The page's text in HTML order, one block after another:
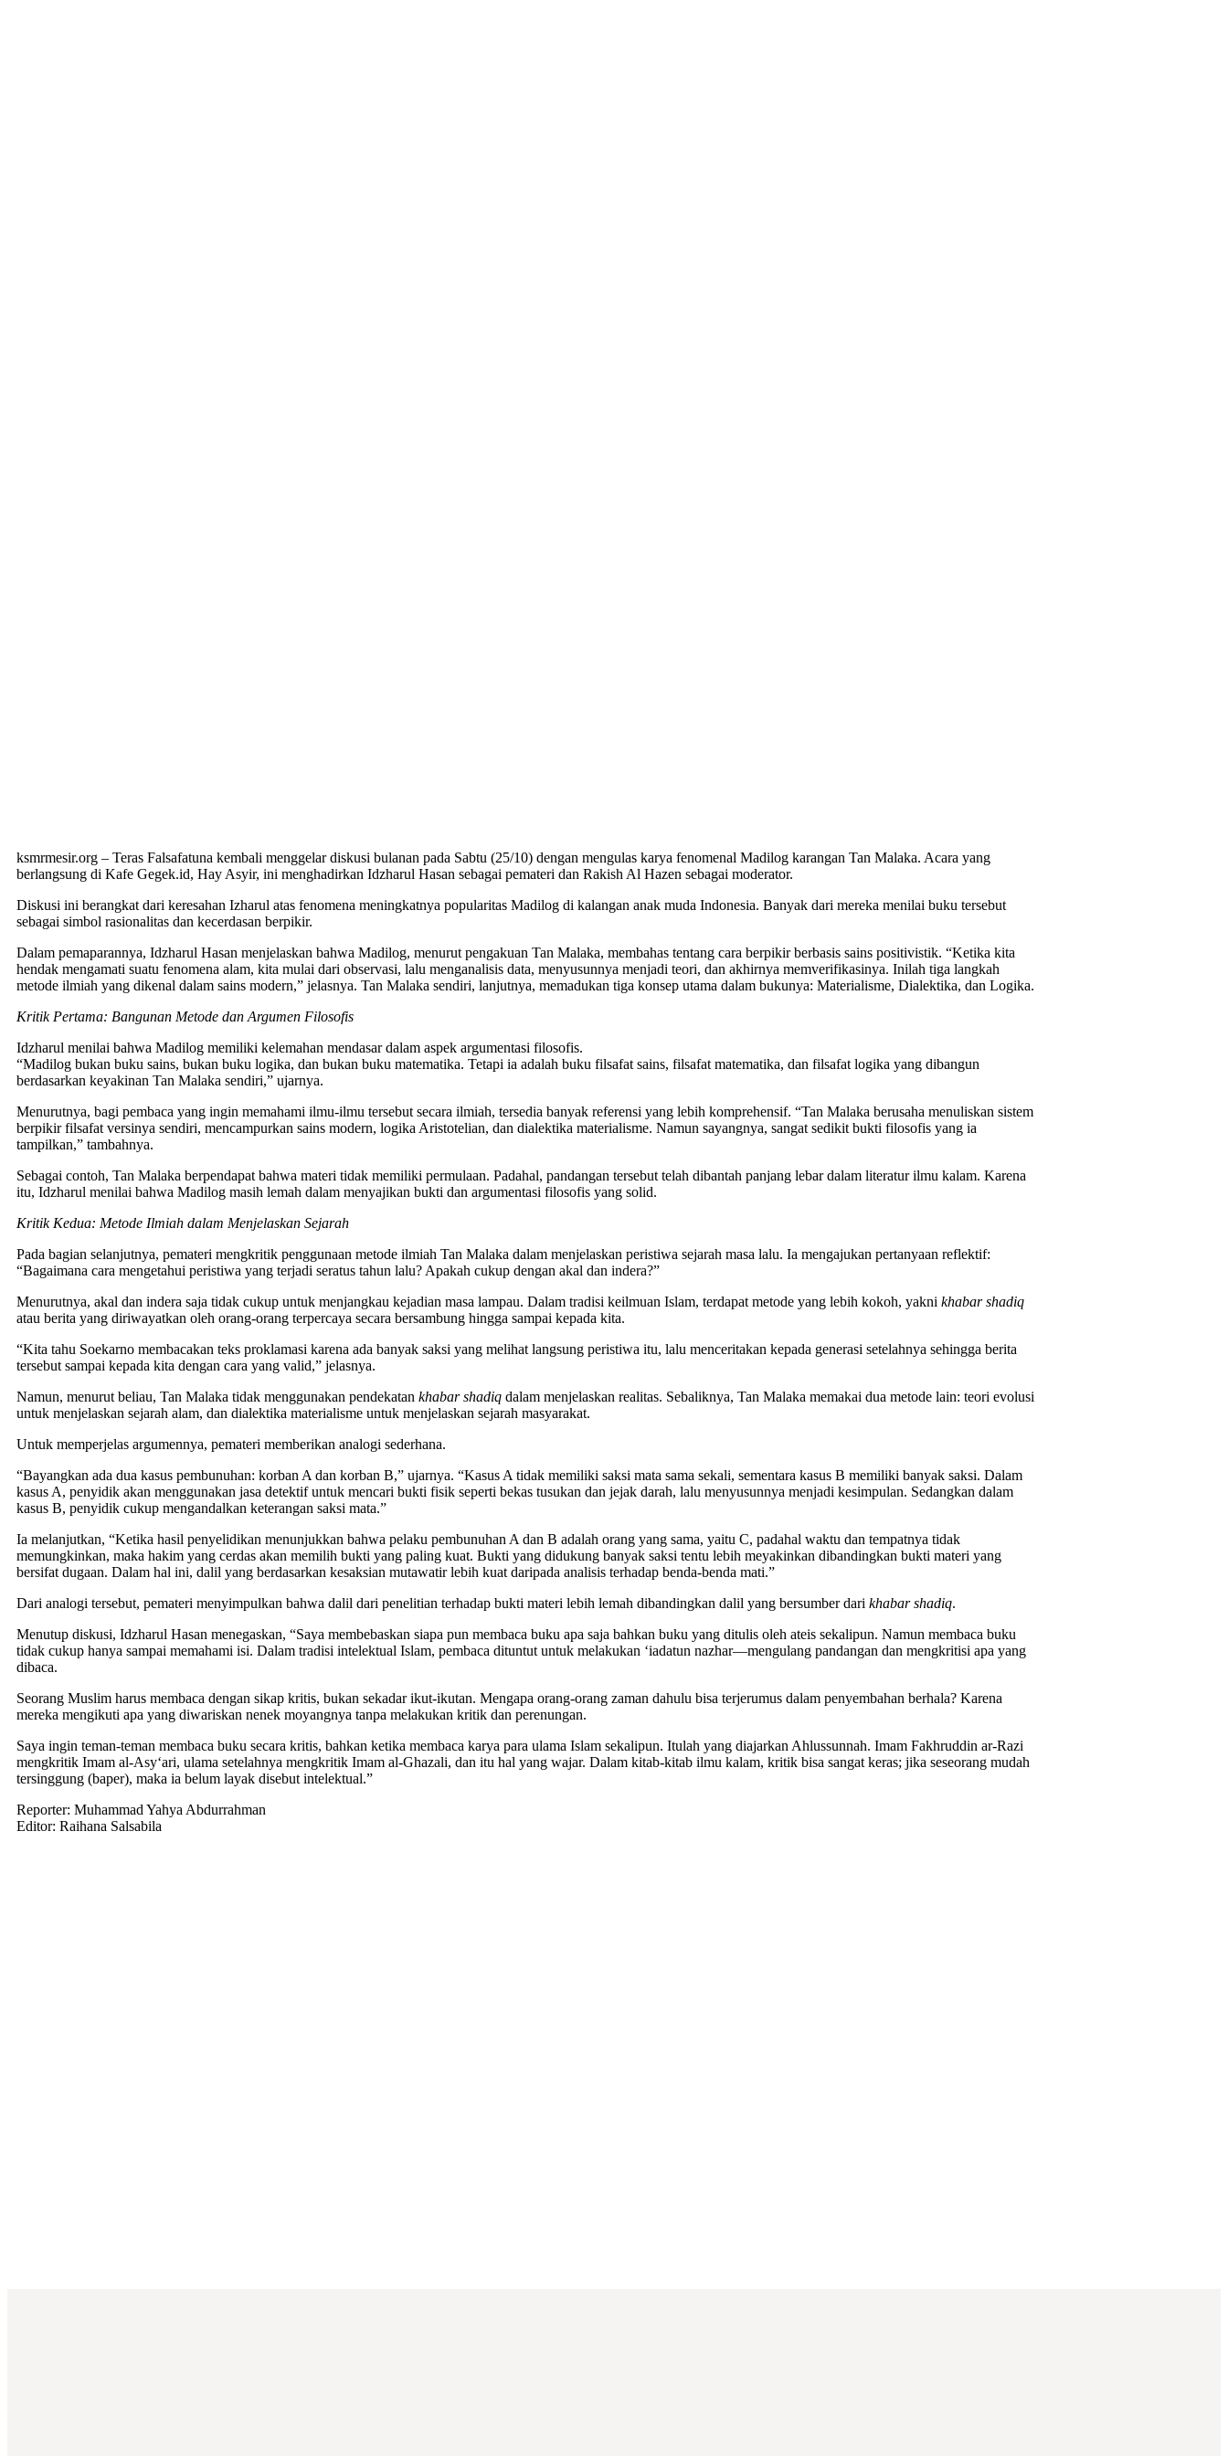
ksmrmesir.org – Teras Falsafatuna kembali menggelar diskusi bulanan pada Sabtu (25/10) dengan mengulas karya fenomenal Madilog karangan Tan Malaka. Acara yang
berlangsung di Kafe Gegek.id, Hay Asyir, ini menghadirkan Idzharul Hasan sebagai pemateri dan Rakish Al Hazen sebagai moderator.
Diskusi ini berangkat dari keresahan Izharul atas fenomena meningkatnya popularitas Madilog di kalangan anak muda Indonesia. Banyak dari mereka menilai buku tersebut
sebagai simbol rasionalitas dan kecerdasan berpikir.
Dalam pemaparannya, Idzharul Hasan menjelaskan bahwa Madilog, menurut pengakuan Tan Malaka, membahas tentang cara berpikir berbasis sains positivistik. “Ketika kita
hendak mengamati suatu fenomena alam, kita mulai dari observasi, lalu menganalisis data, menyusunnya menjadi teori, dan akhirnya memverifikasinya. Inilah tiga langkah
metode ilmiah yang dikenal dalam sains modern,” jelasnya. Tan Malaka sendiri, lanjutnya, memadukan tiga konsep utama dalam bukunya: Materialisme, Dialektika, dan Logika.
Kritik Pertama: Bangunan Metode dan Argumen Filosofis
Idzharul menilai bahwa Madilog memiliki kelemahan mendasar dalam aspek argumentasi filosofis.
“Madilog bukan buku sains, bukan buku logika, dan bukan buku matematika. Tetapi ia adalah buku filsafat sains, filsafat matematika, dan filsafat logika yang dibangun
berdasarkan keyakinan Tan Malaka sendiri,” ujarnya.
Menurutnya, bagi pembaca yang ingin memahami ilmu-ilmu tersebut secara ilmiah, tersedia banyak referensi yang lebih komprehensif. “Tan Malaka berusaha menuliskan sistem
berpikir filsafat versinya sendiri, mencampurkan sains modern, logika Aristotelian, dan dialektika materialisme. Namun sayangnya, sangat sedikit bukti filosofis yang ia
tampilkan,” tambahnya.
Sebagai contoh, Tan Malaka berpendapat bahwa materi tidak memiliki permulaan. Padahal, pandangan tersebut telah dibantah panjang lebar dalam literatur ilmu kalam. Karena
itu, Idzharul menilai bahwa Madilog masih lemah dalam menyajikan bukti dan argumentasi filosofis yang solid.
Kritik Kedua: Metode Ilmiah dalam Menjelaskan Sejarah
Pada bagian selanjutnya, pemateri mengkritik penggunaan metode ilmiah Tan Malaka dalam menjelaskan peristiwa sejarah masa lalu. Ia mengajukan pertanyaan reflektif:
“Bagaimana cara mengetahui peristiwa yang terjadi seratus tahun lalu? Apakah cukup dengan akal dan indera?”
Menurutnya, akal dan indera saja tidak cukup untuk menjangkau kejadian masa lampau. Dalam tradisi keilmuan Islam, terdapat metode yang lebih kokoh, yakni khabar shadiq
atau berita yang diriwayatkan oleh orang-orang terpercaya secara bersambung hingga sampai kepada kita.
“Kita tahu Soekarno membacakan teks proklamasi karena ada banyak saksi yang melihat langsung peristiwa itu, lalu menceritakan kepada generasi setelahnya sehingga berita
tersebut sampai kepada kita dengan cara yang valid,” jelasnya.
Namun, menurut beliau, Tan Malaka tidak menggunakan pendekatan khabar shadiq dalam menjelaskan realitas. Sebaliknya, Tan Malaka memakai dua metode lain: teori evolusi
untuk menjelaskan sejarah alam, dan dialektika materialisme untuk menjelaskan sejarah masyarakat.
Untuk memperjelas argumennya, pemateri memberikan analogi sederhana.
“Bayangkan ada dua kasus pembunuhan: korban A dan korban B,” ujarnya. “Kasus A tidak memiliki saksi mata sama sekali, sementara kasus B memiliki banyak saksi. Dalam
kasus A, penyidik akan menggunakan jasa detektif untuk mencari bukti fisik seperti bekas tusukan dan jejak darah, lalu menyusunnya menjadi kesimpulan. Sedangkan dalam
kasus B, penyidik cukup mengandalkan keterangan saksi mata.”
Ia melanjutkan, “Ketika hasil penyelidikan menunjukkan bahwa pelaku pembunuhan A dan B adalah orang yang sama, yaitu C, padahal waktu dan tempatnya tidak
memungkinkan, maka hakim yang cerdas akan memilih bukti yang paling kuat. Bukti yang didukung banyak saksi tentu lebih meyakinkan dibandingkan bukti materi yang
bersifat dugaan. Dalam hal ini, dalil yang berdasarkan kesaksian mutawatir lebih kuat daripada analisis terhadap benda-benda mati.”
Dari analogi tersebut, pemateri menyimpulkan bahwa dalil dari penelitian terhadap bukti materi lebih lemah dibandingkan dalil yang bersumber dari khabar shadiq.
Menutup diskusi, Idzharul Hasan menegaskan, “Saya membebaskan siapa pun membaca buku apa saja bahkan buku yang ditulis oleh ateis sekalipun. Namun membaca buku
tidak cukup hanya sampai memahami isi. Dalam tradisi intelektual Islam, pembaca dituntut untuk melakukan ‘iadatun nazhar—mengulang pandangan dan mengkritisi apa yang
dibaca.
Seorang Muslim harus membaca dengan sikap kritis, bukan sekadar ikut-ikutan. Mengapa orang-orang zaman dahulu bisa terjerumus dalam penyembahan berhala? Karena
mereka mengikuti apa yang diwariskan nenek moyangnya tanpa melakukan kritik dan perenungan.
Saya ingin teman-teman membaca buku secara kritis, bahkan ketika membaca karya para ulama Islam sekalipun. Itulah yang diajarkan Ahlussunnah. Imam Fakhruddin ar-Razi
mengkritik Imam al-Asy‘ari, ulama setelahnya mengkritik Imam al-Ghazali, dan itu hal yang wajar. Dalam kitab-kitab ilmu kalam, kritik bisa sangat keras; jika seseorang mudah
tersinggung (baper), maka ia belum layak disebut intelektual.”
Reporter: Muhammad Yahya Abdurrahman
Editor: Raihana Salsabila